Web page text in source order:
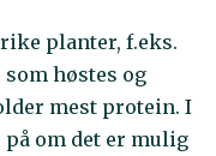
planter, f.eks.
høstes og
mest protein. I
om det er mulig